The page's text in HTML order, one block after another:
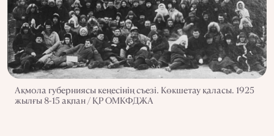
Ақмола губерниясы кеңесінің съезі. Көкшетау қаласы. 1925
жылғы 8-15 ақпан / ҚР ОМКФДЖА